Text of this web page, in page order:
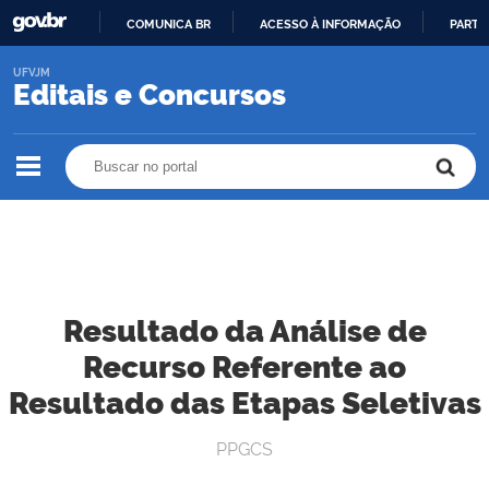
O
COMUNICA BR ACESSO À INFORMAÇÃO
Editais e Concursos
UFVJM
Resultado da Análise de
Recurso Referente ao
Resultado das Etapas Seletivas
PPGCS